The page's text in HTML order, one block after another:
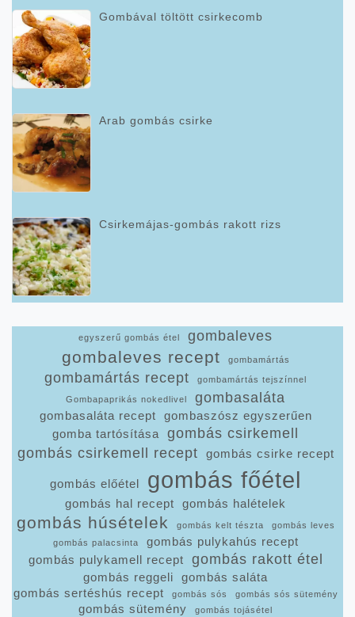
Gombával töltött csirkecomb
Arab gombás csirke
Csirkemájas-gombás rakott rizs
egyszerű gombás étel gombaleves
gombaleves recept gombamártás
gombamártás recept gombamártás tejszínnel
Gombapaprikás nokedlivel gombasaláta
gombasaláta recept
gombaszósz egyszerűen
gomba tartósítása
gombás csirkemell
gombás csirkemell recept
gombás csirke recept
gombás előétel gombás főétel
gombás hal recept gombás halételek
gombás húsételek gombás kelt tészta
gombás leves
gombás palacsinta
gombás pulykahús recept
gombás pulykamell recept
gombás rakott étel
gombás reggeli
gombás saláta
gombás sertéshús recept
gombás sós gombás sós sütemény
gombás sütemény gombás tojásétel